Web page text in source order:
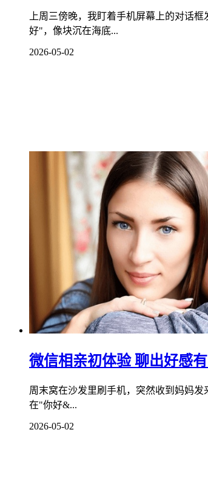
上周三傍晚，我盯着手机屏幕上的对话
好"，像块沉在海底...
2026-05-02
微信相亲初体验 聊出好感
周末窝在沙发里刷手机，突然收到妈妈
在"你好&...
2026-05-02